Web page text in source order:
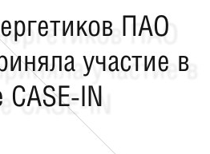
ПАО
участие в
IN